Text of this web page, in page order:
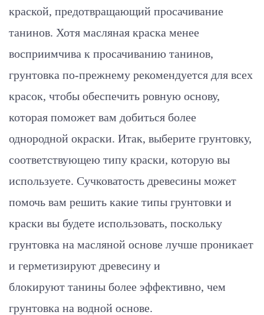
краской, предотвращающий просачивание
танинов. Хотя масляная краска менее
восприимчива к просачиванию танинов,
грунтовка по-прежнему рекомендуется для всех
красок, чтобы обеспечить ровную основу,
которая поможет вам добиться более
однородной окраски. Итак, выберите грунтовку,
соответствующею типу краски, которую вы
используете. Сучковатость древесины может
помочь вам решить какие типы грунтовки и
краски вы будете использовать, поскольку
грунтовка на масляной основе лучше проникает
и герметизируют древесину и
блокируют танины более эффективно, чем
грунтовка на водной основе.